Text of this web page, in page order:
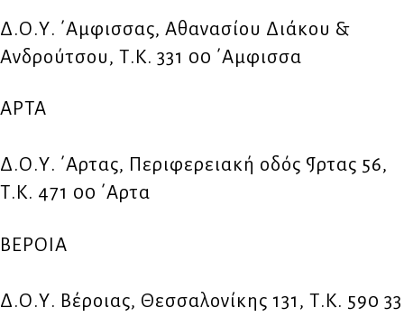
Δ.Ο.Υ. ΄Αμφισσας, Αθανασίου Διάκου &
Ανδρούτσου, Τ.Κ. 331 00 ΄Αμφισσα
ΑΡΤΑ
Δ.Ο.Υ. ΄Αρτας, Περιφερειακή οδός ¶ρτας 56,
Τ.Κ. 471 00 ΄Αρτα
ΒΕΡΟΙΑ
Δ.Ο.Υ. Βέροιας, Θεσσαλονίκης 131, Τ.Κ. 590 33